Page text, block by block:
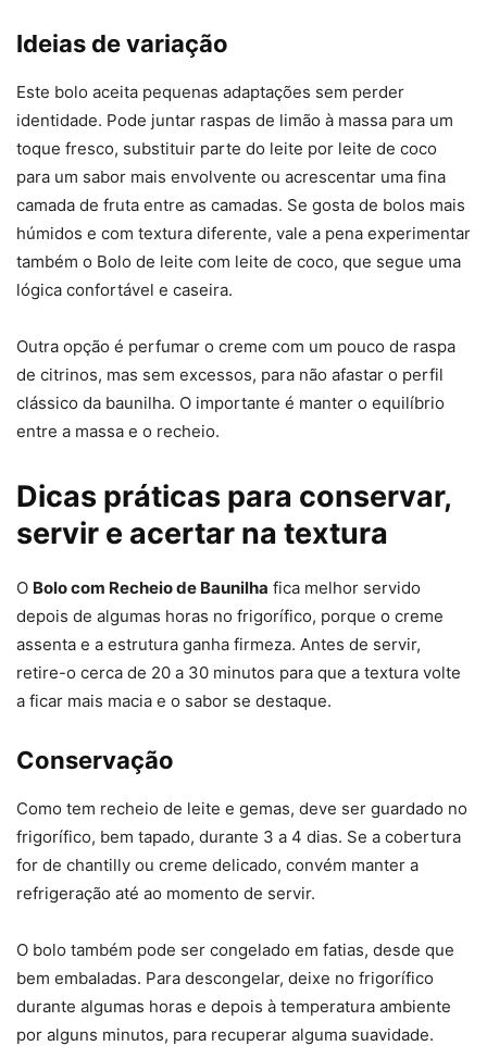
Ideias de variação
Este bolo aceita pequenas adaptações sem perder
identidade. Pode juntar raspas de limão à massa para um
toque fresco, substituir parte do leite por leite de coco
para um sabor mais envolvente ou acrescentar uma fina
camada de fruta entre as camadas. Se gosta de bolos mais
húmidos e com textura diferente, vale a pena experimentar
também o Bolo de leite com leite de coco, que segue uma
lógica confortável e caseira.
Outra opção é perfumar o creme com um pouco de raspa
de citrinos, mas sem excessos, para não afastar o perfil
clássico da baunilha. O importante é manter o equilíbrio
entre a massa e o recheio.
Dicas práticas para conservar,
servir e acertar na textura
O Bolo com Recheio de Baunilha fica melhor servido
depois de algumas horas no frigorífico, porque o creme
assenta e a estrutura ganha firmeza. Antes de servir,
retire-o cerca de 20 a 30 minutos para que a textura volte
a ficar mais macia e o sabor se destaque.
Conservação
Como tem recheio de leite e gemas, deve ser guardado no
frigorífico, bem tapado, durante 3 a 4 dias. Se a cobertura
for de chantilly ou creme delicado, convém manter a
refrigeração até ao momento de servir.
O bolo também pode ser congelado em fatias, desde que
bem embaladas. Para descongelar, deixe no frigorífico
durante algumas horas e depois à temperatura ambiente
por alguns minutos, para recuperar alguma suavidade.